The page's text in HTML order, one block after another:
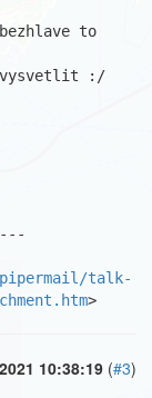
to
vysvetlit :/
talk-
>
10:38:19 (#3)